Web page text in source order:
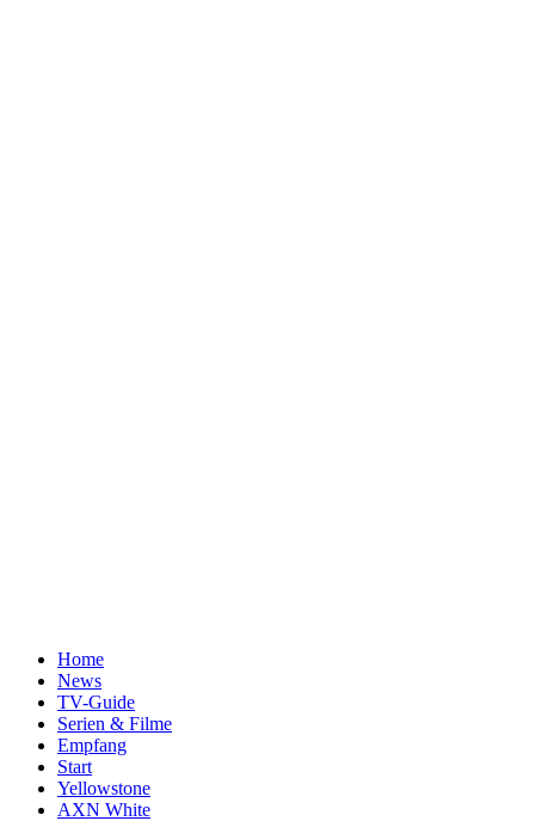
Home
News
TV-Guide
Serien & Filme
Empfang
Start
Yellowstone
AXN White